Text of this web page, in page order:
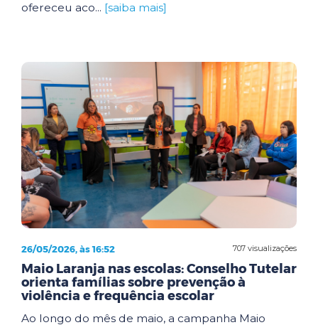
ofereceu aco... [saiba mais]
707 visualizações
26/05/2026, às 16:52
Maio Laranja nas escolas: Conselho Tutelar
orienta famílias sobre prevenção à
violência e frequência escolar
Ao longo do mês de maio, a campanha Maio